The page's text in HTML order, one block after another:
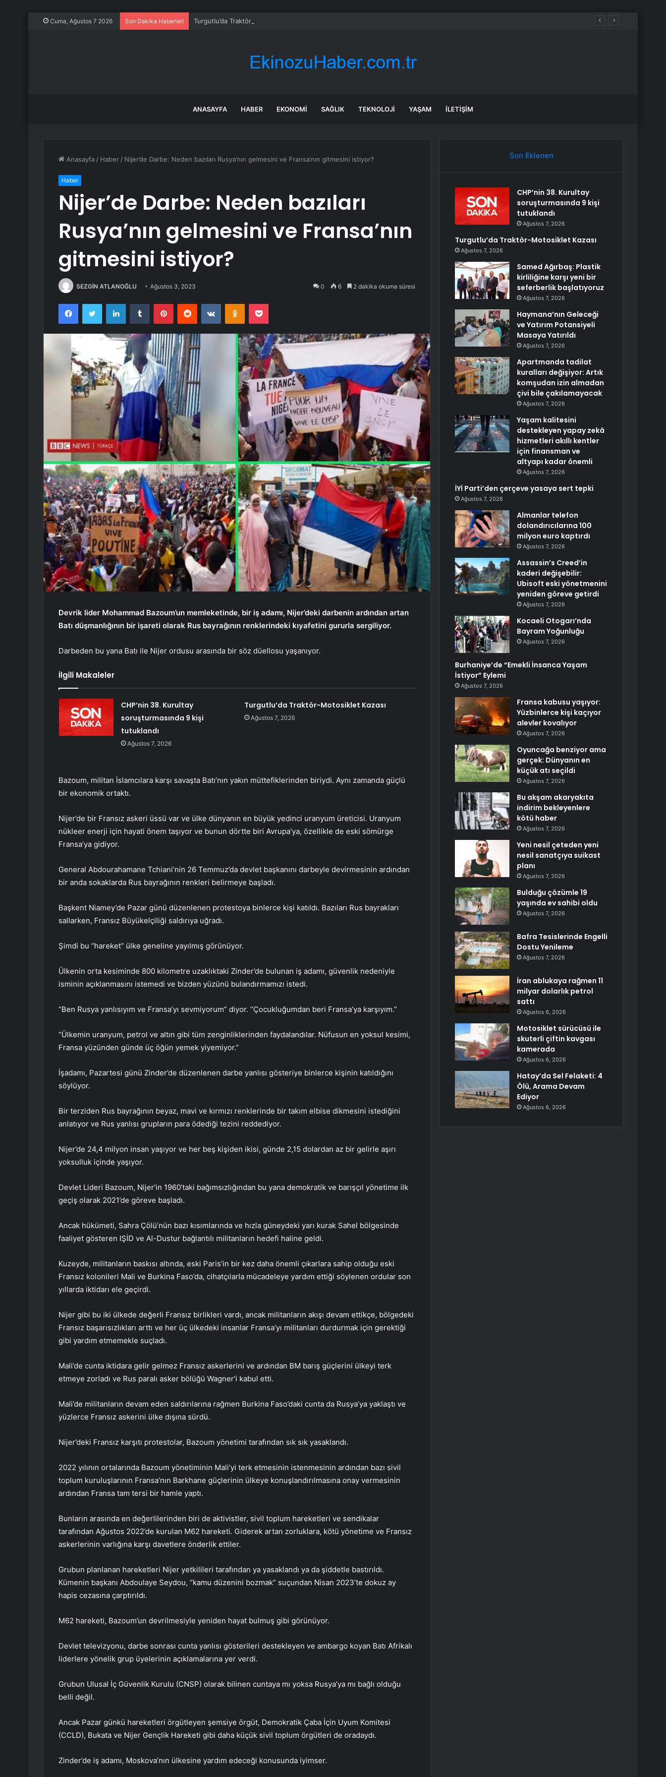
Cuma, Ağustos 7 2026 Son Dakika Haberleri Turgutlu’da Traktör-Motosiklet Kazası
ANASAYFA HABER EKONOMI SAĞLIK TEKNOLOJI YAŞAM İLETIŞIM
Anasayfa / Haber / Nijer’de Darbe: Neden bazıları Rusya’nın gelmesini ve Fransa’nın gitmesini istiyor?
Haber
Nijer’de Darbe: Neden bazıları
Rusya’nın gelmesini ve Fransa’nın
gitmesini istiyor?
SEZGİN ATLANOĞLU Ağustos 3, 2023 0 6 2 dakika okuma süresi
FacebookTwitter LinkedInTumblr PinterestReddit VKontakteOdnoklassniki
Pocket
Devrik lider Mohammad Bazoum’un memleketinde, bir iş adamı, Nijer’deki darbenin ardından artan
Batı düşmanlığının bir işareti olarak Rus bayrağının renklerindeki kıyafetini gururla sergiliyor.
Darbeden bu yana Batı ile Nijer ordusu arasında bir söz düellosu yaşanıyor.
İlgili Makaleler
CHP’nin 38. Kurultay
soruşturmasında 9 kişi
tutuklandı
Ağustos 7, 2026
Turgutlu’da Traktör-Motosiklet Kazası
Ağustos 7, 2026
Bazoum, militan İslamcılara karşı savaşta Batı’nın yakın müttefiklerinden biriydi. Aynı zamanda güçlü
bir ekonomik ortaktı.
Nijer’de bir Fransız askeri üssü var ve ülke dünyanın en büyük yedinci uranyum üreticisi. Uranyum
nükleer enerji için hayati önem taşıyor ve bunun dörtte biri Avrupa’ya, özellikle de eski sömürge
Fransa’ya gidiyor.
General Abdourahamane Tchiani’nin 26 Temmuz’da devlet başkanını darbeyle devirmesinin ardından
bir anda sokaklarda Rus bayrağının renkleri belirmeye başladı.
Başkent Niamey’de Pazar günü düzenlenen protestoya binlerce kişi katıldı. Bazıları Rus bayrakları
sallarken, Fransız Büyükelçiliği saldırıya uğradı.
Şimdi bu “hareket” ülke geneline yayılmış görünüyor.
Ülkenin orta kesiminde 800 kilometre uzaklıktaki Zinder’de bulunan iş adamı, güvenlik nedeniyle
isminin açıklanmasını istemedi ve bizden yüzünü bulandırmamızı istedi.
“Ben Rusya yanlısıyım ve Fransa’yı sevmiyorum” diyor. “Çocukluğumdan beri Fransa’ya karşıyım.”
“Ülkemin uranyum, petrol ve altın gibi tüm zenginliklerinden faydalandılar. Nüfusun en yoksul kesimi,
Fransa yüzünden günde üç öğün yemek yiyemiyor.”
İşadamı, Pazartesi günü Zinder’de düzenlenen darbe yanlısı gösteriye binlerce kişinin katıldığını
söylüyor.
Bir terziden Rus bayrağının beyaz, mavi ve kırmızı renklerinde bir takım elbise dikmesini istediğini
anlatıyor ve Rus yanlısı grupların para ödediği tezini reddediyor.
Nijer’de 24,4 milyon insan yaşıyor ve her beş kişiden ikisi, günde 2,15 dolardan az bir gelirle aşırı
yoksulluk içinde yaşıyor.
Devlet Lideri Bazoum, Nijer’in 1960’taki bağımsızlığından bu yana demokratik ve barışçıl yönetime ilk
geçiş olarak 2021’de göreve başladı.
Ancak hükümeti, Sahra Çölü’nün bazı kısımlarında ve hızla güneydeki yarı kurak Sahel bölgesinde
faaliyet gösteren IŞİD ve Al-Dustur bağlantılı militanların hedefi haline geldi.
Kuzeyde, militanların baskısı altında, eski Paris’in bir kez daha önemli çıkarlara sahip olduğu eski
Fransız kolonileri Mali ve Burkina Faso’da, cihatçılarla mücadeleye yardım ettiği söylenen ordular son
yıllarda iktidarı ele geçirdi.
Nijer gibi bu iki ülkede değerli Fransız birlikleri vardı, ancak militanların akışı devam ettikçe, bölgedeki
Fransız başarısızlıkları arttı ve her üç ülkedeki insanlar Fransa’yı militanları durdurmak için gerektiği
gibi yardım etmemekle suçladı.
Mali’de cunta iktidara gelir gelmez Fransız askerlerini ve ardından BM barış güçlerini ülkeyi terk
etmeye zorladı ve Rus paralı asker bölüğü Wagner’i kabul etti.
Mali’de militanların devam eden saldırılarına rağmen Burkina Faso’daki cunta da Rusya’ya yaklaştı ve
yüzlerce Fransız askerini ülke dışına sürdü.
Nijer’deki Fransız karşıtı protestolar, Bazoum yönetimi tarafından sık sık yasaklandı.
2022 yılının ortalarında Bazoum yönetiminin Mali’yi terk etmesinin istenmesinin ardından bazı sivil
toplum kuruluşlarının Fransa’nın Barkhane güçlerinin ülkeye konuşlandırılmasına onay vermesinin
ardından Fransa tam tersi bir hamle yaptı.
Bunların arasında en değerlilerinden biri de aktivistler, sivil toplum hareketleri ve sendikalar
tarafından Ağustos 2022’de kurulan M62 hareketi. Giderek artan zorluklara, kötü yönetime ve Fransız
askerlerinin varlığına karşı davetlere önderlik ettiler.
Grubun planlanan hareketleri Nijer yetkilileri tarafından ya yasaklandı ya da şiddetle bastırıldı.
Kümenin başkanı Abdoulaye Seydou, “kamu düzenini bozmak” suçundan Nisan 2023’te dokuz ay
hapis cezasına çarptırıldı.
M62 hareketi, Bazoum’un devrilmesiyle yeniden hayat bulmuş gibi görünüyor.
Devlet televizyonu, darbe sonrası cunta yanlısı gösterileri destekleyen ve ambargo koyan Batı Afrikalı
liderlere yönelik grup üyelerinin açıklamalarına yer verdi.
Grubun Ulusal İç Güvenlik Kurulu (CNSP) olarak bilinen cuntaya mı yoksa Rusya’ya mı bağlı olduğu
belli değil.
Ancak Pazar günkü hareketleri örgütleyen şemsiye örgüt, Demokratik Çaba İçin Uyum Komitesi
(CCLD), Bukata ve Nijer Gençlik Hareketi gibi daha küçük sivil toplum örgütleri de oradaydı.
Zinder’de iş adamı, Moskova’nın ülkesine yardım edeceği konusunda iyimser.
Son Eklenen
CHP’nin 38. Kurultay
soruşturmasında 9 kişi
tutuklandı
Ağustos 7, 2026
Turgutlu’da Traktör-Motosiklet Kazası
Ağustos 7, 2026
Samed Ağırbaş: Plastik
kirliliğine karşı yeni bir
seferberlik başlatıyoruz
Ağustos 7, 2026
Haymana’nın Geleceği
ve Yatırım Potansiyeli
Masaya Yatırıldı
Ağustos 7, 2026
Apartmanda tadilat
kuralları değişiyor: Artık
komşudan izin almadan
çivi bile çakılamayacak
Ağustos 7, 2026
Yaşam kalitesini
destekleyen yapay zekâ
hizmetleri akıllı kentler
için finansman ve
altyapı kadar önemli
Ağustos 7, 2026
İYİ Parti’den çerçeve yasaya sert tepki
Ağustos 7, 2026
Almanlar telefon
dolandırıcılarına 100
milyon euro kaptırdı
Ağustos 7, 2026
Assassin’s Creed’in
kaderi değişebilir:
Ubisoft eski yönetmenini
yeniden göreve getirdi
Ağustos 7, 2026
Kocaeli Otogarı’nda
Bayram Yoğunluğu
Ağustos 7, 2026
Burhaniye’de “Emekli İnsanca Yaşam
İstiyor” Eylemi
Ağustos 7, 2026
Fransa kabusu yaşıyor:
Yüzbinlerce kişi kaçıyor
alevler kovalıyor
Ağustos 7, 2026
Oyuncağa benziyor ama
gerçek: Dünyanın en
küçük atı seçildi
Ağustos 7, 2026
Bu akşam akaryakıta
indirim bekleyenlere
kötü haber
Ağustos 7, 2026
Yeni nesil çeteden yeni
nesil sanatçıya suikast
planı
Ağustos 7, 2026
Bulduğu çözümle 19
yaşında ev sahibi oldu
Ağustos 7, 2026
Bafra Tesislerinde Engelli
Dostu Yenileme
Ağustos 7, 2026
İran ablukaya rağmen 11
milyar dolarlık petrol
sattı
Ağustos 6, 2026
Motosiklet sürücüsü ile
skuterli çiftin kavgası
kamerada
Ağustos 6, 2026
Hatay’da Sel Felaketi: 4
Ölü, Arama Devam
Ediyor
Ağustos 6, 2026